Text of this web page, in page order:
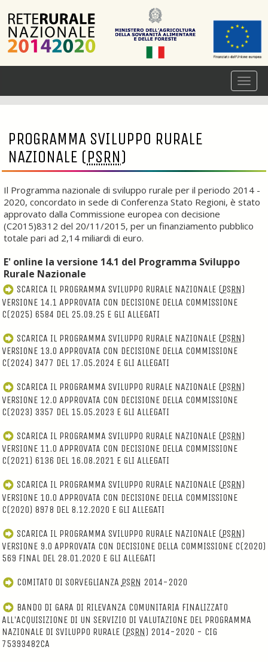
PROGRAMMA SVILUPPO RURALE
NAZIONALE (PSRN)
Il Programma nazionale di sviluppo rurale per il periodo 2014 -
2020, concordato in sede di Conferenza Stato Regioni, è stato
approvato dalla Commissione europea con decisione
(C2015)8312 del 20/11/2015, per un finanziamento pubblico
totale pari ad 2,14 miliardi di euro.
E' online la versione 14.1 del Programma Sviluppo
Rurale Nazionale
SCARICA IL PROGRAMMA SVILUPPO RURALE NAZIONALE (PSRN)
VERSIONE 14.1 APPROVATA CON DECISIONE DELLA COMMISSIONE
C(2025) 6584 DEL 25.09.25 E GLI ALLEGATI
SCARICA IL PROGRAMMA SVILUPPO RURALE NAZIONALE (PSRN)
VERSIONE 13.0 APPROVATA CON DECISIONE DELLA COMMISSIONE
C(2024) 3477 DEL 17.05.2024 E GLI ALLEGATI
SCARICA IL PROGRAMMA SVILUPPO RURALE NAZIONALE (PSRN)
VERSIONE 12.0 APPROVATA CON DECISIONE DELLA COMMISSIONE
C(2023) 3357 DEL 15.05.2023 E GLI ALLEGATI
SCARICA IL PROGRAMMA SVILUPPO RURALE NAZIONALE (PSRN)
VERSIONE 11.0 APPROVATA CON DECISIONE DELLA COMMISSIONE
C(2021) 6136 DEL 16.08.2021 E GLI ALLEGATI
SCARICA IL PROGRAMMA SVILUPPO RURALE NAZIONALE (PSRN)
VERSIONE 10.0 APPROVATA CON DECISIONE DELLA COMMISSIONE
C(2020) 8978 DEL 8.12.2020 E GLI ALLEGATI
SCARICA IL PROGRAMMA SVILUPPO RURALE NAZIONALE (PSRN)
VERSIONE 9.0 APPROVATA CON DECISIONE DELLA COMMISSIONE C(2020)
569 FINAL DEL 28.01.2020 E GLI ALLEGATI
COMITATO DI SORVEGLIANZA PSRN 2014-2020
BANDO DI GARA DI RILEVANZA COMUNITARIA FINALIZZATO
ALL'ACQUISIZIONE DI UN SERVIZIO DI VALUTAZIONE DEL PROGRAMMA
NAZIONALE DI SVILUPPO RURALE (PSRN) 2014-2020 - CIG
75393482CA